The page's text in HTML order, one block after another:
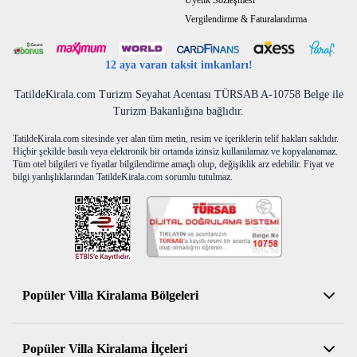
Vergilendirme & Faturalandırma
12 aya varan taksit imkanları!
TatildeKirala.com Turizm Seyahat Acentası TÜRSAB A-10758 Belge ile
Turizm Bakanlığına bağlıdır.
TatildeKirala.com sitesinde yer alan tüm metin, resim ve içeriklerin telif hakları saklıdır.
Hiçbir şekilde basılı veya elektronik bir ortamda izinsiz kullanılamaz ve kopyalanamaz.
Tüm otel bilgileri ve fiyatlar bilgilendirme amaçlı olup, değişiklik arz edebilir. Fiyat ve
bilgi yanlışlıklarından TatildeKirala.com sorumlu tutulmaz.
Popüler Villa Kiralama Bölgeleri
Antalya Kiralık Villa
Muğla Kiralık Villa
Popüler Villa Kiralama İlçeleri